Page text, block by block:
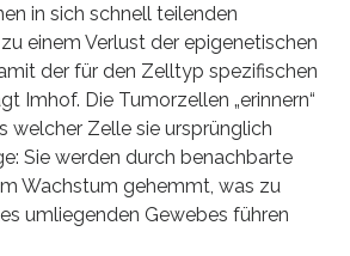
in sich schnell teilenden
einem Verlust der epigenetischen
der für den Zelltyp spezifischen
Imhof. Die Tumorzellen „erinnern“
welcher Zelle sie ursprünglich
Sie werden durch benachbarte
Wachstum gehemmt, was zu
umliegenden Gewebes führen